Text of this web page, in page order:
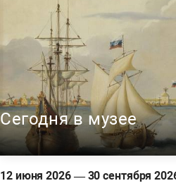
12 июня 2026 — 30 сентября
Сегодня в музее